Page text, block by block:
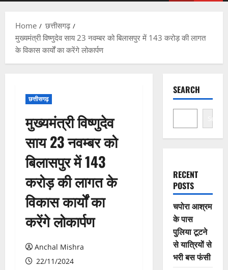
Home
छत्तीसगढ़
मुख्यमंत्री विष्णुदेव साय 23 नवम्बर को बिलासपुर में 143 करोड़ की लागत
के विकास कार्यों का करेंगे लोकार्पण
छत्तीसगढ़
मुख्यमंत्री विष्णुदेव
साय 23 नवम्बर को
बिलासपुर में 143
करोड़ की लागत के
विकास कार्यों का
करेंगे लोकार्पण
Anchal Mishra
22/11/2024
SEARCH
Search
RECENT
POSTS
चपोरा आश्रम
के पास
पुलिया टूटने
से यात्रियों से
भरी बस फंसी